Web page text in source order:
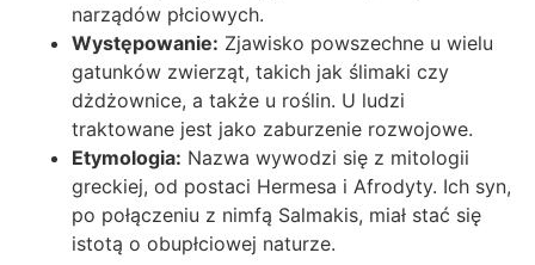
narządów płciowych.
Występowanie: Zjawisko powszechne u wielu
gatunków zwierząt, takich jak ślimaki czy
dżdżownice, a także u roślin. U ludzi
traktowane jest jako zaburzenie rozwojowe.
Etymologia: Nazwa wywodzi się z mitologii
greckiej, od postaci Hermesa i Afrodyty. Ich syn,
po połączeniu z nimfą Salmakis, miał stać się
istotą o obupłciowej naturze.